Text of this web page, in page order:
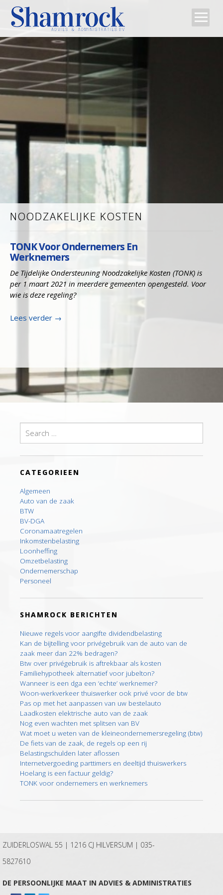
Home
Team
Diensten
Tips
Contact
NOODZAKELIJKE KOSTEN
TONK Voor Ondernemers En
Werknemers
De Tijdelijke Ondersteuning Noodzakelijke Kosten (TONK) is
per 1 maart 2021 in meerdere gemeenten opengesteld. Voor
wie is deze regeling?
Lees verder →
for:
CATEGORIEEN
Algemeen
Auto van de zaak
BTW
BV-DGA
Coronamaatregelen
Inkomstenbelasting
Loonheffing
Omzetbelasting
Ondernemerschap
Personeel
SHAMROCK BERICHTEN
Nieuwe regels voor aangifte dividendbelasting
Kan de bijtelling voor privégebruik van de auto van de
zaak meer dan 22% bedragen?
Btw over privégebruik is aftrekbaar als kosten
Familiehypotheek alternatief voor jubelton?
Wanneer is een dga een ‘echte’ werknemer?
Woon-werkverkeer thuiswerker ook privé voor de btw
Pas op met het aanpassen van uw bestelauto
Laadkosten elektrische auto van de zaak
Nog even wachten met splitsen van BV
Wat moet u weten van de kleineondernemersregeling (btw)
De fiets van de zaak, de regels op een rij
Belastingschulden later aflossen
Internetvergoeding parttimers en deeltijd thuiswerkers
Hoelang is een factuur geldig?
TONK voor ondernemers en werknemers
ZUIDERLOSWAL 55 | 1216 CJ HILVERSUM | 035-
5827610
DE PERSOONLIJKE MAAT IN ADVIES & ADMINISTRATIES